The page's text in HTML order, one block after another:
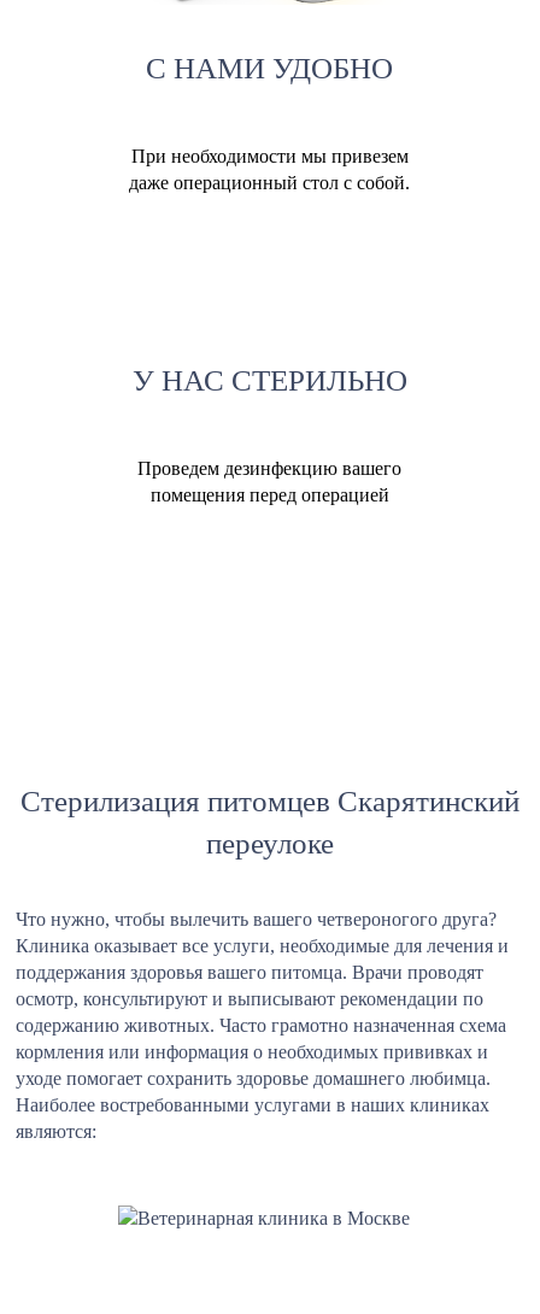
С НАМИ УДОБНО
При необходимости мы привезем
даже операционный стол с собой.
У НАС СТЕРИЛЬНО
Проведем дезинфекцию вашего
помещения перед операцией
Стерилизация питомцев Скарятинский
переулоке
Что нужно, чтобы вылечить вашего четвероногого друга?
Клиника оказывает все услуги, необходимые для лечения и
поддержания здоровья вашего питомца. Врачи проводят
осмотр, консультируют и выписывают рекомендации по
содержанию животных. Часто грамотно назначенная схема
кормления или информация о необходимых прививках и
уходе помогает сохранить здоровье домашнего любимца.
Наиболее востребованными услугами в наших клиниках
являются: